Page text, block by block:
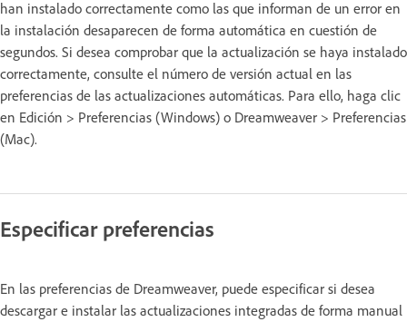
han instalado correctamente como las que informan de un error en
la instalación desaparecen de forma automática en cuestión de
segundos. Si desea comprobar que la actualización se haya instalado
correctamente, consulte el número de versión actual en las
preferencias de las actualizaciones automáticas. Para ello, haga clic
en Edición > Preferencias (Windows) o Dreamweaver > Preferencias
(Mac).
Especificar preferencias
En las preferencias de Dreamweaver, puede especificar si desea
descargar e instalar las actualizaciones integradas de forma manual